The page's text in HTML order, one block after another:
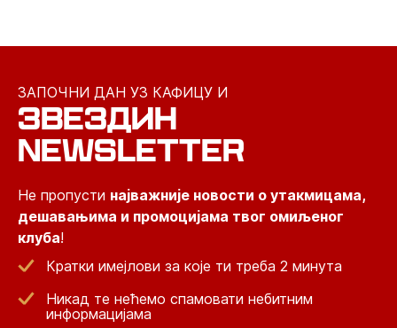
ЗАПОЧНИ ДАН УЗ КАФИЦУ И
ЗВЕЗДИН
NEWSLETTER
Не пропусти најважније новости о утакмицама,
дешавањима и промоцијама твог омиљеног
клуба!
Кратки имејлови за које ти треба 2 минута
Никад те нећемо спамовати небитним
информацијама